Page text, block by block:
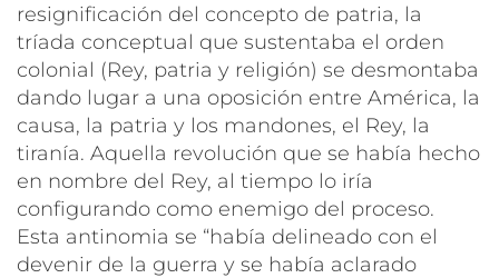
resignificación del concepto de patria, la
tríada conceptual que sustentaba el orden
colonial (Rey, patria y religión) se desmontaba
dando lugar a una oposición entre América, la
causa, la patria y los mandones, el Rey, la
tiranía. Aquella revolución que se había hecho
en nombre del Rey, al tiempo lo iría
configurando como enemigo del proceso.
Esta antinomia se “había delineado con el
devenir de la guerra y se había aclarado